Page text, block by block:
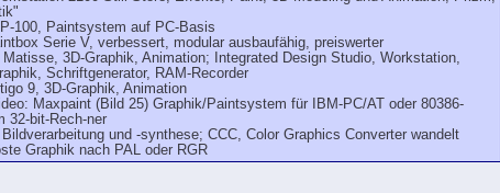
100, Paintsystem auf PC-Basis
Serie V, verbessert, modular ausbaufähig, preiswerter
3D-Graphik, Animation; Integrated Design Studio, Workstation,
Schriftgenerator, RAM-Recorder
9, 3D-Graphik, Animation
Maxpaint (Bild 25) Graphik/Paintsystem für IBM-PC/AT oder 80386-
32-bit-Rech-ner
und -synthese; CCC, Color Graphics Converter wandelt
Graphik nach PAL oder RGR